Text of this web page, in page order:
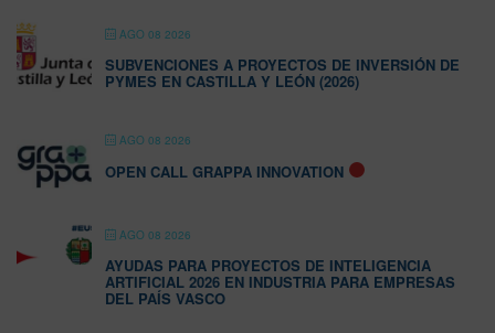
AGO 08 2026
SUBVENCIONES A PROYECTOS DE INVERSIÓN DE
PYMES EN CASTILLA Y LEÓN (2026)
AGO 08 2026
OPEN CALL GRAPPA INNOVATION
AGO 08 2026
AYUDAS PARA PROYECTOS DE INTELIGENCIA
ARTIFICIAL 2026 EN INDUSTRIA PARA EMPRESAS
DEL PAÍS VASCO